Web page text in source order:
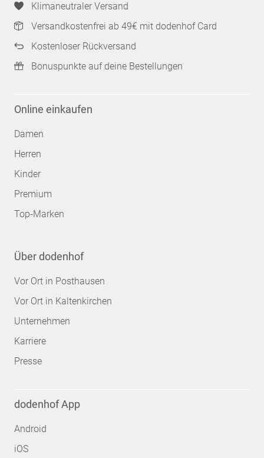
Klimaneutraler Versand
Versandkostenfrei ab 49€ mit dodenhof Card
Kostenloser Rückversand
Bonuspunkte auf deine Bestellungen
Online einkaufen
Damen
Herren
Kinder
Premium
Top-Marken
Über dodenhof
Vor Ort in Posthausen
Vor Ort in Kaltenkirchen
Unternehmen
Karriere
Presse
dodenhof App
Android
iOS